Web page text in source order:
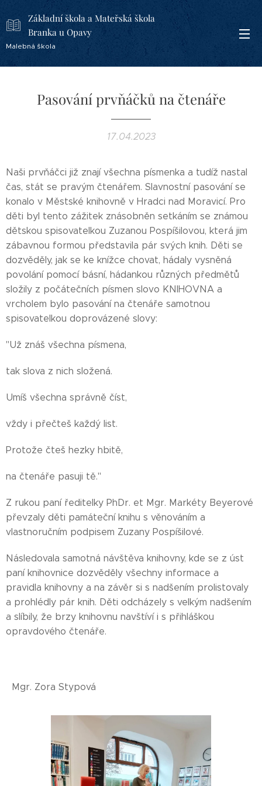
Základní škola a Mateřská škola
Branka u Opavy
Malebná škola
Pasování prvňáčků na čtenáře
17.04.2023
Naši prvňáčci již znají všechna písmenka a tudíž nastal
čas, stát se pravým čtenářem. Slavnostní pasování se
konalo v Městské knihovně v Hradci nad Moravicí. Pro
děti byl tento zážitek znásobněn setkáním se známou
dětskou spisovatelkou Zuzanou Pospíšilovou, která jim
zábavnou formou představila pár svých knih. Děti se
dozvěděly, jak se ke knížce chovat, hádaly vysněná
povolání pomocí básní, hádankou různých předmětů
složily z počátečních písmen slovo KNIHOVNA a
vrcholem bylo pasování na čtenáře samotnou
spisovatelkou doprovázené slovy:
"Už znáš všechna písmena,
tak slova z nich složená.
Umíš všechna správně číst,
vždy i přečteš každý list.
Protože čteš hezky hbitě,
na čtenáře pasuji tě."
Z rukou paní ředitelky PhDr. et Mgr. Markéty Beyerové
převzaly děti památeční knihu s věnováním a
vlastnoručním podpisem Zuzany Pospíšilové.
Následovala samotná návštěva knihovny, kde se z úst
paní knihovnice dozvěděly všechny informace a
pravidla knihovny a na závěr si s nadšením prolistovaly
a prohlédly pár knih. Děti odcházely s velkým nadšením
a slíbily, že brzy knihovnu navštíví i s přihláškou
opravdového čtenáře.
Mgr. Zora Stypová